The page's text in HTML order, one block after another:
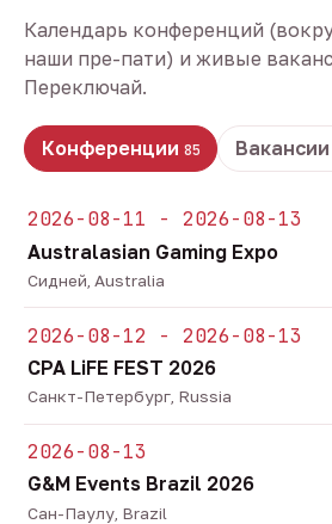
Календарь конференций
наши пре-пати) и живые
Переключай.
Конференции 85 Вакансии
2026-08-11 - 2026-08-13
Australasian Gaming Expo
Сидней, Australia
2026-08-12 - 2026-08-13
CPA LiFE FEST 2026
Санкт-Петербург, Russia
2026-08-13
G&M Events Brazil 2026
Сан-Паулу, Brazil